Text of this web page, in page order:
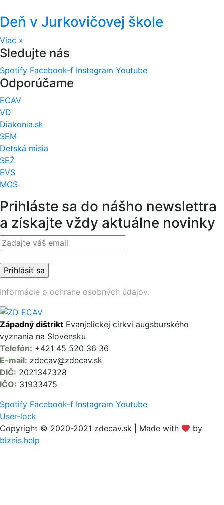
Deň v Jurkovičovej škole
Viac »
Sledujte nás
Spotify Facebook-f Instagram Youtube
Odporúčame
ECAV
VD
Diakonia.sk
SEM
Detská misia
SEŽ
EVS
MOS
Prihláste sa do nášho newslettra
a získajte vždy aktuálne novinky
Informácie o ochrane osobných údajov.
Západný dištrikt Evanjelickej cirkvi augsburského
vyznania na Slovensku
Telefón: +421 45 520 36 36
E-mail: zdecav@zdecav.sk
DIČ: 2021347328
IČO: 31933475
Spotify Facebook-f Instagram Youtube
User-lock
Copyright © 2020-2021 zdecav.sk | Made with
by
biznis.help